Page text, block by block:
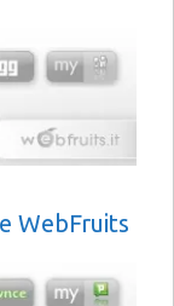
WebFruits